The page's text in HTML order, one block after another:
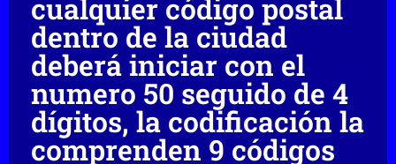
cualquier código postal
dentro de la ciudad
deberá iniciar con el
numero 50 seguido de 4
dígitos, la codificación la
comprenden 9 códigos